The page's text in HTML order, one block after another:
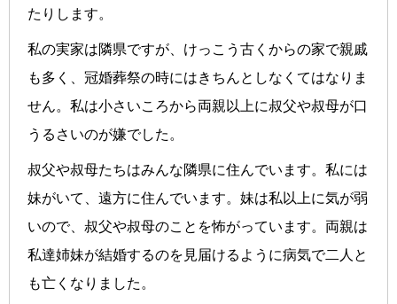
たりします。
私の実家は隣県ですが、けっこう古くからの家で親戚
も多く、冠婚葬祭の時にはきちんとしなくてはなりま
せん。私は小さいころから両親以上に叔父や叔母が口
うるさいのが嫌でした。
叔父や叔母たちはみんな隣県に住んでいます。私には
妹がいて、遠方に住んでいます。妹は私以上に気が弱
いので、叔父や叔母のことを怖がっています。両親は
私達姉妹が結婚するのを見届けるように病気で二人と
も亡くなりました。